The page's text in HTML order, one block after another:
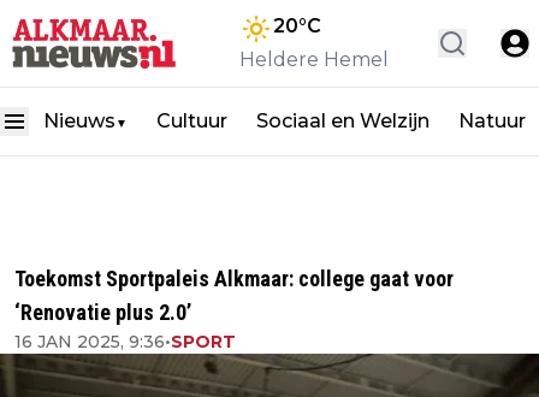
20°C
Heldere Hemel
Nieuws ▼ Cultuur Sociaal en Welzijn Natuur
Toekomst Sportpaleis Alkmaar: college gaat voor
‘Renovatie plus 2.0’
16 JAN 2025, 9:36•SPORT